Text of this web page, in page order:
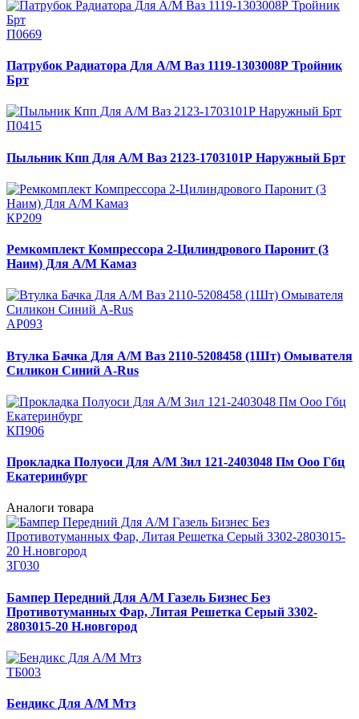
П0669
Патрубок Радиатора Для А/М Ваз 1119-1303008Р Тройник
Брт
П0415
Пыльник Кпп Для А/М Ваз 2123-1703101Р Наружный Брт
КР209
Ремкомплект Компрессора 2-Цилиндрового Паронит (3
Наим) Для А/М Камаз
АР093
Втулка Бачка Для А/М Ваз 2110-5208458 (1Шт) Омывателя
Силикон Синий A-Rus
КП906
Прокладка Полуоси Для А/М Зил 121-2403048 Пм Ооо Гбц
Екатеринбург
Аналоги товара
ЗГ030
Бампер Передний Для А/М Газель Бизнес Без
Противотуманных Фар, Литая Решетка Серый 3302-
2803015-20 Н.новгород
ТБ003
Бендикс Для А/М Мтз